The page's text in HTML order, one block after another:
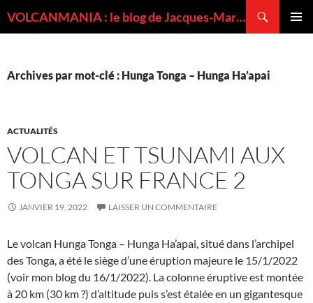
VOLCANMANIA : le blog de Jacques-Marie BARDINTZEFF, volcanologue
Archives par mot-clé : Hunga Tonga – Hunga Ha’apai
ACTUALITÉS
VOLCAN ET TSUNAMI AUX
TONGA SUR FRANCE 2
JANVIER 19, 2022 LAISSER UN COMMENTAIRE
Le volcan Hunga Tonga – Hunga Ha’apai, situé dans l’archipel
des Tonga, a été le siège d’une éruption majeure le 15/1/2022
(voir mon blog du 16/1/2022). La colonne éruptive est montée
à 20 km (30 km ?) d’altitude puis s’est étalée en un gigantesque